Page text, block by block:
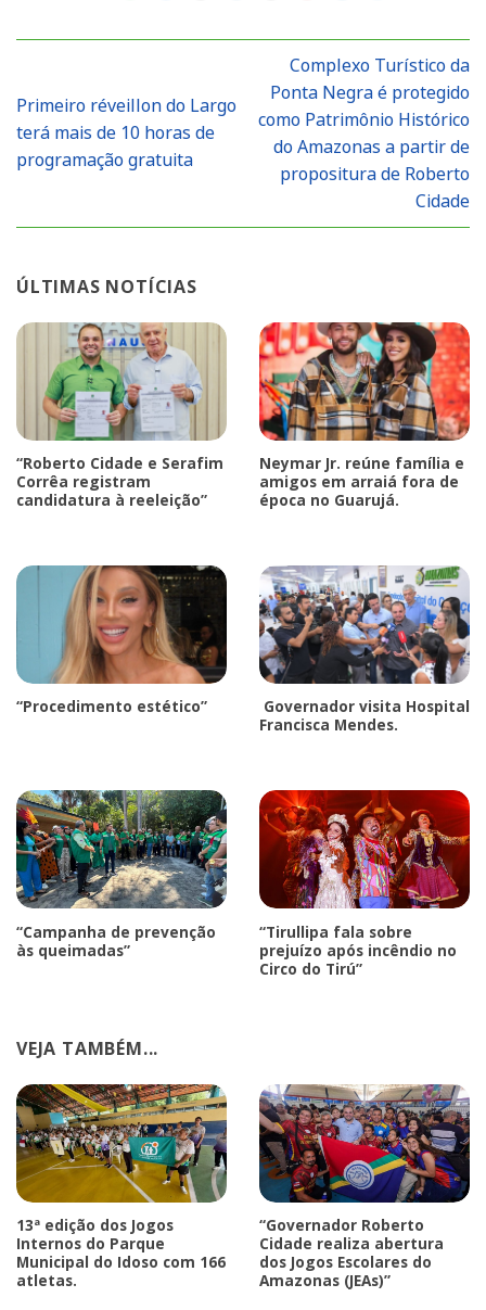
Primeiro réveillon do Largo
terá mais de 10 horas de
programação gratuita
Complexo Turístico da
Ponta Negra é protegido
como Patrimônio Histórico
do Amazonas a partir de
propositura de Roberto
Cidade
ÚLTIMAS NOTÍCIAS
“Roberto Cidade e Serafim
Corrêa registram
candidatura à reeleição”
Neymar Jr. reúne família e
amigos em arraiá fora de
época no Guarujá.
“Procedimento estético”
Governador visita Hospital
Francisca Mendes.
“Campanha de prevenção
às queimadas”
“Tirullipa fala sobre
prejuízo após incêndio no
Circo do Tirú”
VEJA TAMBÉM...
13ª edição dos Jogos
Internos do Parque
Municipal do Idoso com 166
atletas.
“Governador Roberto
Cidade realiza abertura
dos Jogos Escolares do
Amazonas (JEAs)”